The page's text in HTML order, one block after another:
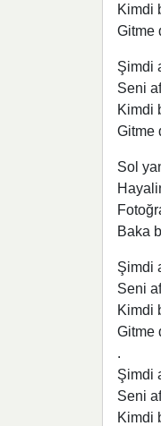
Kimdi
Gitme
Şimdi
Seni
Kimdi
Gitme
Sol
Baka
Şimdi
Seni
Kimdi
Gitme
.
Şimdi
Seni
Kimdi